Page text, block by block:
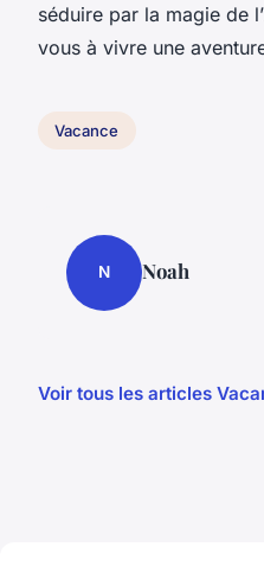
séduire par la magie de l’
vous à vivre une
Vacance
N Noah
Voir tous les articles